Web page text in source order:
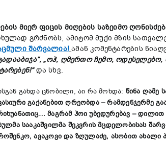
მიერ ფიცის მიღების საზეიმო
გრძნობს, ამიტომ მუქი მზის
შარვალია! ამან კომენტარების
„ოჰ, ღმერთო ჩემო, ოდესელებო,
და სხვ.
გახდა ცნობილი, აი რა მოხდა: წინა ღამე
გაქანებით ღრეობდა – რამდენჯერმე
მაგრამ ჰოი უბედურებავ –
სააკაშვილმა შეკვრის მცდელობისას
ავაკოვი და ზღულაძე, ასობით